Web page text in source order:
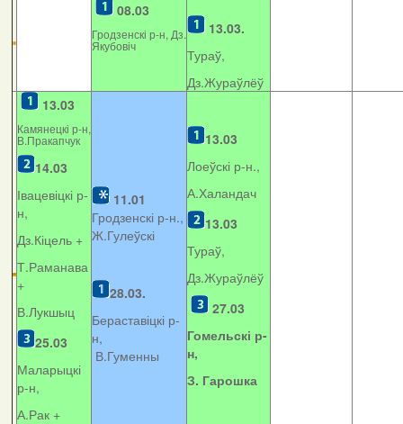
08.03
Гродзенскі р-н, Дз.
Якубовіч
13.03.
Тураў,
Дз.Жураўлёў
13.03
Камянецкі р-н,
В.Пракапчук
14.03
Івацевіцкі р-
н,
Дз.Кіцель +
Т.Раманава
+
В.Лукшыц
25.03
Маларыцкі
р-н,
А.Рак +
11.01
Гродзенскі р-н.,
Ж.Гулеўскі
28.03.
Бераставіцкі р-
н,
В.Гуменны
13.03
Лоеўскі р-н.,
А.Халандач
13.03
Тураў,
Дз.Жураўлёў
27.03
Гомельскі р-
н,
З. Гарошка